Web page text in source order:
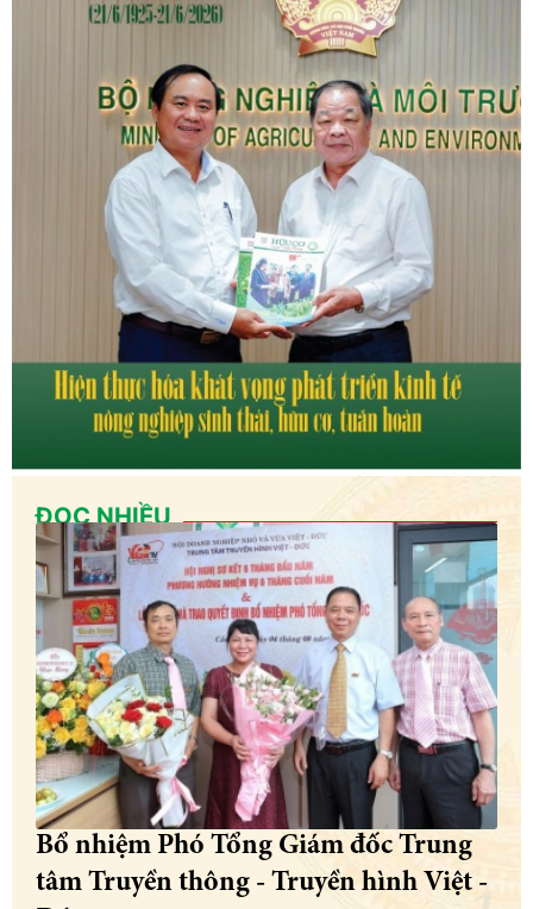
ĐỌC NHIỀU
Bổ nhiệm Phó Tổng Giám đốc Trung
tâm Truyền thông - Truyền hình Việt -